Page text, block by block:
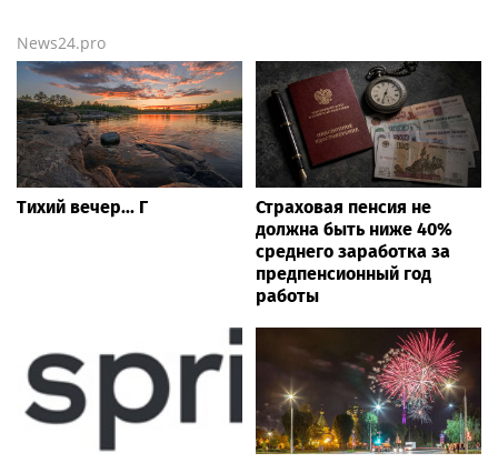
News24.pro
Тихий вечер... Г
Страховая пенсия не
должна быть ниже 40%
среднего заработка за
предпенсионный год
работы